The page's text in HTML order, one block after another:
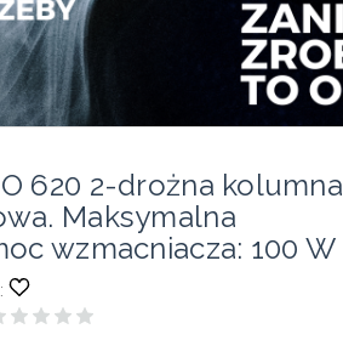
620 2-drożna kolumna
Maksymalna
wzmacniacza: 100 W